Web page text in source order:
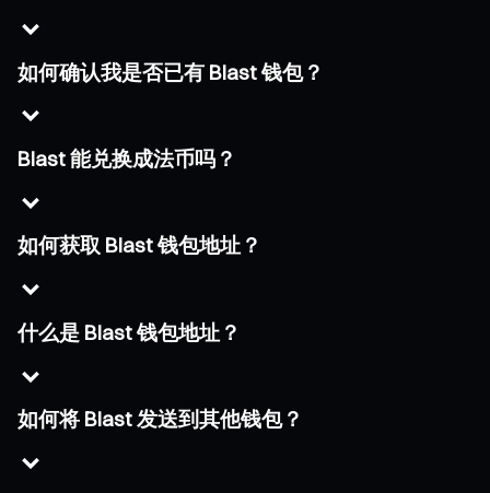
如何确认我是否已有 Blast 钱包？
Blast 能兑换成法币吗？
如何获取 Blast 钱包地址？
什么是 Blast 钱包地址？
如何将 Blast 发送到其他钱包？